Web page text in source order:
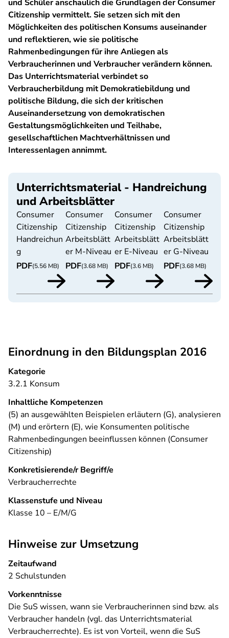
und Schüler anschaulich die Grundlagen der Consumer
Citizenship vermittelt. Sie setzen sich mit den
Möglichkeiten des politischen Konsums auseinander
und reflektieren, wie sie politische
Rahmenbedingungen für ihre Anliegen als
Verbraucherinnen und Verbraucher verändern können.
Das Unterrichtsmaterial verbindet so
Verbraucherbildung mit Demokratiebildung und
politische Bildung, die sich der kritischen
Auseinandersetzung von demokratischen
Gestaltungsmöglichkeiten und Teilhabe,
gesellschaftlichen Machtverhältnissen und
Interessenlagen annimmt.
Unterrichtsmaterial - Handreichung
und Arbeitsblätter
Consumer
Citizenship
Handreichun
g
PDF(5.56 MB)
Consumer
Citizenship
Arbeitsblätt
er M-Niveau
PDF(3.68 MB)
Consumer
Citizenship
Arbeitsblätt
er E-Niveau
PDF(3.6 MB)
Consumer
Citizenship
Arbeitsblätt
er G-Niveau
PDF(3.68 MB)
Einordnung in den Bildungsplan 2016
Kategorie
3.2.1 Konsum
Inhaltliche Kompetenzen
(5) an ausgewählten Beispielen erläutern (G), analysie­ren
(M) und erörtern (E), wie Konsumenten politische
Rahmenbedingungen beeinflussen können (Consumer
Citizenship)
Konkretisierende/r Begriff/e
Verbraucherrechte
Klassenstufe und Niveau
Klasse 10 – E/M/G
Hinweise zur Umsetzung
Zeitaufwand
2 Schulstunden
Vorkenntnisse
Die SuS wissen, wann sie Verbraucherinnen sind bzw. als
Verbraucher handeln (vgl. das Unterrichtsmaterial
Verbraucherrechte). Es ist von Vorteil, wenn die SuS